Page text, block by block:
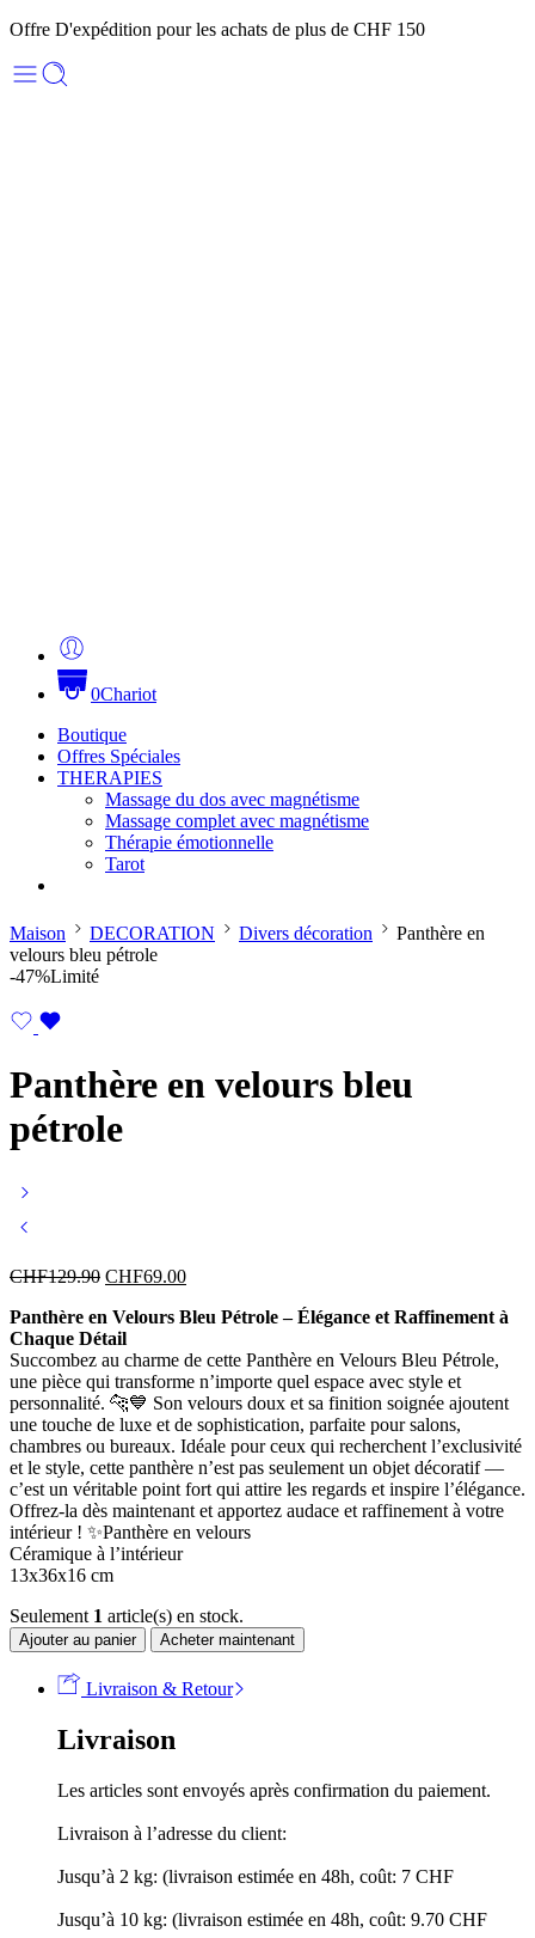
Offre D'expédition pour les achats de plus de CHF 150
0Chariot
Boutique
Offres Spéciales
THERAPIES
Massage du dos avec magnétisme
Massage complet avec magnétisme
Thérapie émotionnelle
Tarot
Maison DECORATION Divers décoration
Panthère en
velours bleu pétrole
-47%Limité
Panthère en velours bleu
pétrole
CHF129.90 CHF69.00
Panthère en Velours Bleu Pétrole – Élégance et Raffinement à
Chaque Détail
Succombez au charme de cette Panthère en Velours Bleu Pétrole,
une pièce qui transforme n’importe quel espace avec style et
personnalité. 🐆💙 Son velours doux et sa finition soignée ajoutent
une touche de luxe et de sophistication, parfaite pour salons,
chambres ou bureaux. Idéale pour ceux qui recherchent l’exclusivité
et le style, cette panthère n’est pas seulement un objet décoratif —
c’est un véritable point fort qui attire les regards et inspire l’élégance.
Offrez-la dès maintenant et apportez audace et raffinement à votre
intérieur ! ✨Panthère en velours
Céramique à l’intérieur
13x36x16 cm
Seulement 1 article(s) en stock.
Ajouter au panier Acheter maintenant
Livraison & Retour
Livraison
Les articles sont envoyés après confirmation du paiement.
Livraison à l’adresse du client:
Jusqu’à 2 kg: (livraison estimée en 48h, coût: 7 CHF
Jusqu’à 10 kg: (livraison estimée en 48h, coût: 9.70 CHF